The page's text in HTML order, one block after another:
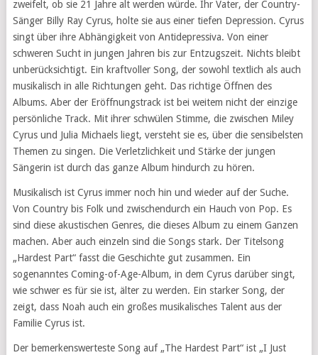
zweifelt, ob sie 21 Jahre alt werden würde. Ihr Vater, der Country-
Sänger Billy Ray Cyrus, holte sie aus einer tiefen Depression. Cyrus
singt über ihre Abhängigkeit von Antidepressiva. Von einer
schweren Sucht in jungen Jahren bis zur Entzugszeit. Nichts bleibt
unberücksichtigt. Ein kraftvoller Song, der sowohl textlich als auch
musikalisch in alle Richtungen geht. Das richtige Öffnen des
Albums. Aber der Eröffnungstrack ist bei weitem nicht der einzige
persönliche Track. Mit ihrer schwülen Stimme, die zwischen Miley
Cyrus und Julia Michaels liegt, versteht sie es, über die sensibelsten
Themen zu singen. Die Verletzlichkeit und Stärke der jungen
Sängerin ist durch das ganze Album hindurch zu hören.
Musikalisch ist Cyrus immer noch hin und wieder auf der Suche.
Von Country bis Folk und zwischendurch ein Hauch von Pop. Es
sind diese akustischen Genres, die dieses Album zu einem Ganzen
machen. Aber auch einzeln sind die Songs stark. Der Titelsong
„Hardest Part“ fasst die Geschichte gut zusammen. Ein
sogenanntes Coming-of-Age-Album, in dem Cyrus darüber singt,
wie schwer es für sie ist, älter zu werden. Ein starker Song, der
zeigt, dass Noah auch ein großes musikalisches Talent aus der
Familie Cyrus ist.
Der bemerkenswerteste Song auf „The Hardest Part“ ist „I Just